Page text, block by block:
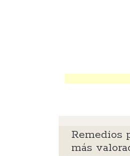
Remedios
más